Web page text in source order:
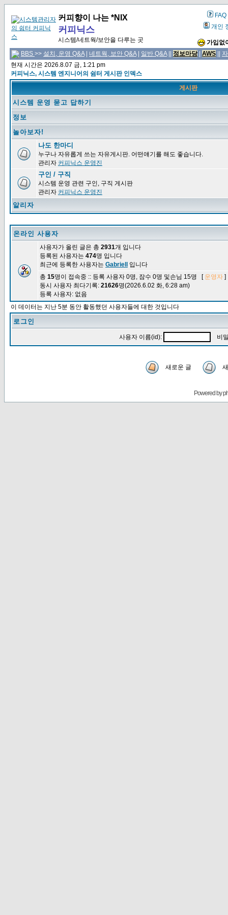
커피향이 나는 *NIX
커피닉스
시스템/네트웍/보안을 다루는 곳
FAQ
개인
가입없
BBS >> 설치, 운영 Q&A| 네트웍, 보안 Q&A| 일반 Q&A|| 정보마당| AWS
현재 시간은 2026.8.07 금, 1:21 pm
커피닉스, 시스템 엔지니어의 쉼터 게시판 인덱스
게시판
시스템 운영 묻고 답하기
정보
놀아보자!
나도 한마디
누구나 자유롭게 쓰는 자유게시판. 어떤얘기를 해도 좋습니다.
관리자 커피닉스 운영진
구인 / 구직
시스템 운영 관련 구인, 구직 게시판
관리자 커피닉스 운영진
알리자
온라인 사용자
사용자가 올린 글은 총 2931개 입니다
등록된 사용자는 474명 입니다
최근에 등록한 사용자는 Gabriell
입니다
총 15명이 접속중 :: 등록 사용자 0명, 잠수 0명 및손님 15명 [ 운영자
동시 사용자 최다기록: 21626명(2026.6.02 화, 6:28 am)
등록 사용자: 없음
이 데이터는 지난 5분 동안 활동했던 사용자들에 대한 것입니다
로그인
사용자 이름(id): 비
새로운 글
Powered by